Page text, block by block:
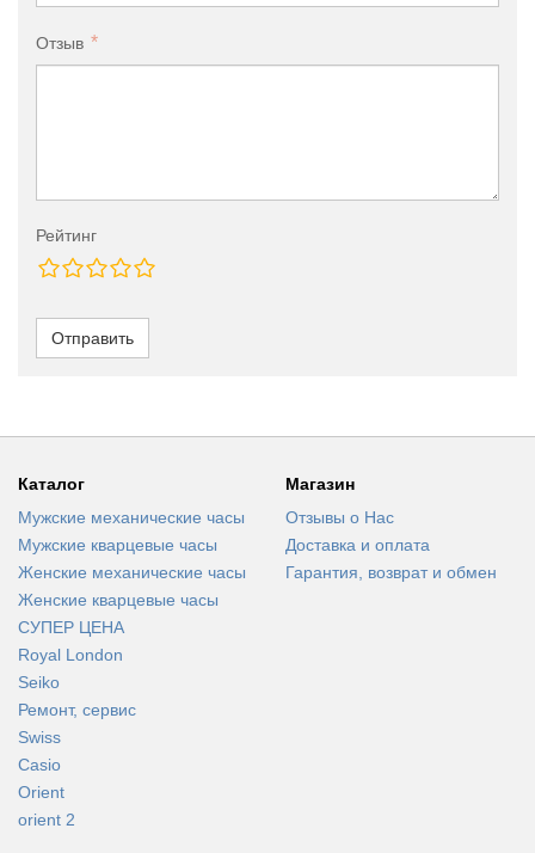
Отзыв
Рейтинг
Отправить
Каталог
Мужские механические часы
Мужские кварцевые часы
Женские механические часы
Женские кварцевые часы
СУПЕР ЦЕНА
Royal London
Seiko
Ремонт, сервис
Swiss
Casio
Orient
orient 2
Магазин
Отзывы о Нас
Доставка и оплата
Гарантия, возврат и обмен